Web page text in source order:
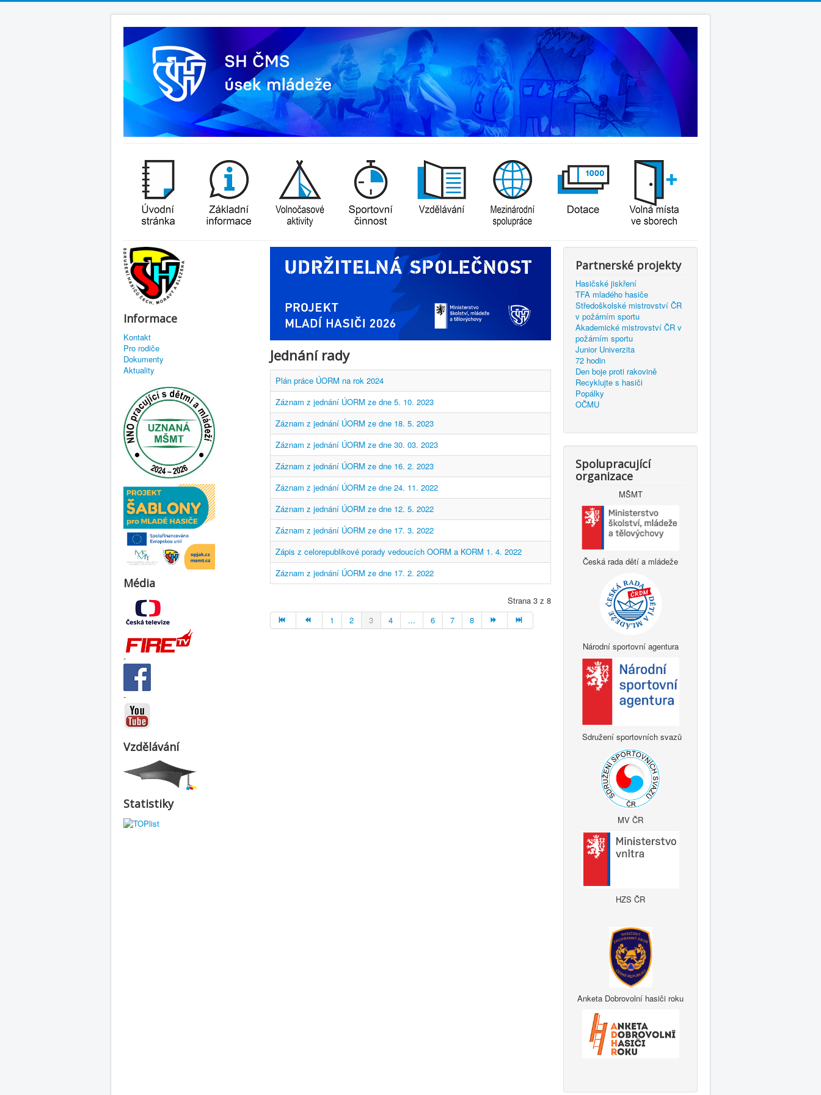
Informace
Kontakt
Pro rodiče
Dokumenty
Aktuality
Média
-
-
Vzdělávání
Statistiky
Jednání rady
Plán práce ÚORM na rok 2024
Záznam z jednání ÚORM ze dne 5. 10. 2023
Záznam z jednání ÚORM ze dne 18. 5. 2023
Záznam z jednání ÚORM ze dne 30. 03. 2023
Záznam z jednání ÚORM ze dne 16. 2. 2023
Záznam z jednání ÚORM ze dne 24. 11. 2022
Záznam z jednání ÚORM ze dne 12. 5. 2022
Záznam z jednání ÚORM ze dne 17. 3. 2022
Zápis z celorepublikové porady vedoucích OORM a KORM 1. 4. 2022
Záznam z jednání ÚORM ze dne 17. 2. 2022
Strana 3 z 8
1
2 3 4 ... 6 7 8
Partnerské projekty
Hasičské jiskření
TFA mladého hasiče
Středoškolské mistrovství ČR
v požárním sportu
Akademické mistrovství ČR v
požárním sportu
Junior Univerzita
72 hodin
Den boje proti rakovině
Recyklujte s hasiči
Popálky
OČMU
Spolupracující
organizace
MŠMT
Česká rada dětí a mládeže
Národní sportovní agentura
Sdružení sportovních svazů
MV ČR
HZS ČR
Anketa Dobrovolní hasiči roku